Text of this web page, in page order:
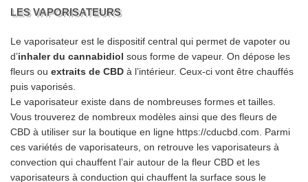
LES VAPORISATEURS
Le vaporisateur est le dispositif central qui permet de vapoter ou
d’inhaler du cannabidiol sous forme de vapeur. On dépose les
fleurs ou extraits de CBD à l’intérieur. Ceux-ci vont être chauffés
puis vaporisés.
Le vaporisateur existe dans de nombreuses formes et tailles.
Vous trouverez de nombreux modèles ainsi que des fleurs de
CBD à utiliser sur la boutique en ligne https://cducbd.com. Parmi
ces variétés de vaporisateurs, on retrouve les vaporisateurs à
convection qui chauffent l’air autour de la fleur CBD et les
vaporisateurs à conduction qui chauffent la surface sous le